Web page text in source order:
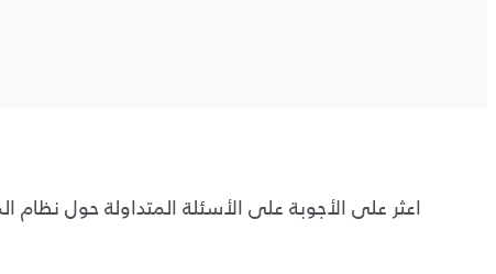
اعثر على الأجوبة على الأسئلة المتداولة حول نظام